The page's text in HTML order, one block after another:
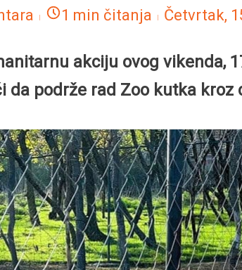
1 min čitanja Četvrtak,
akciju ovog vikenda,
da podrže rad Zoo kutka